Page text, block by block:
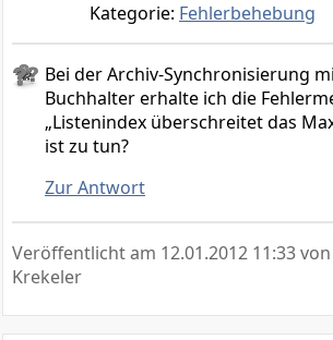
Kategorie: Fehlerbehebung
Bei der Archiv-Synchronisierung
Buchhalter erhalte ich die
„Listenindex überschreitet das
ist zu tun?
Zur Antwort
Veröffentlicht am 12.01.2012 11:33
Krekeler